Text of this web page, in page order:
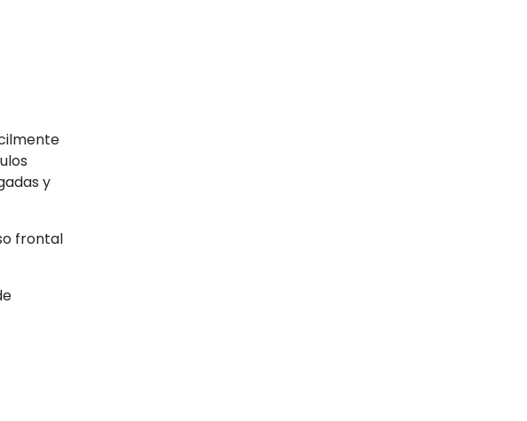
y
frontal